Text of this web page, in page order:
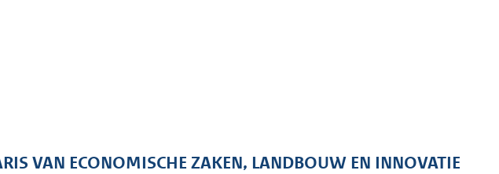
r
VAN ECONOMISCHE ZAKEN, LANDBOUW EN INNOVATIE